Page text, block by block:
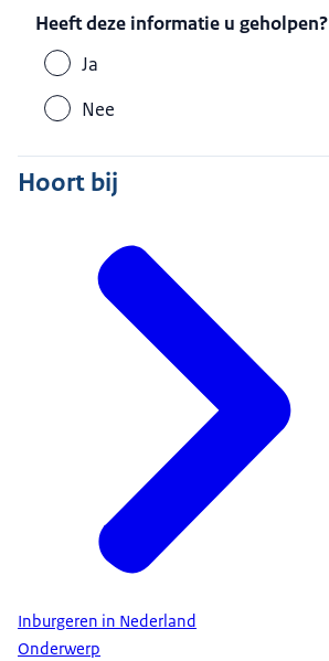
Heeft deze informatie u geholpen?
Ja
Nee
Hoort bij
Inburgeren in Nederland
Onderwerp